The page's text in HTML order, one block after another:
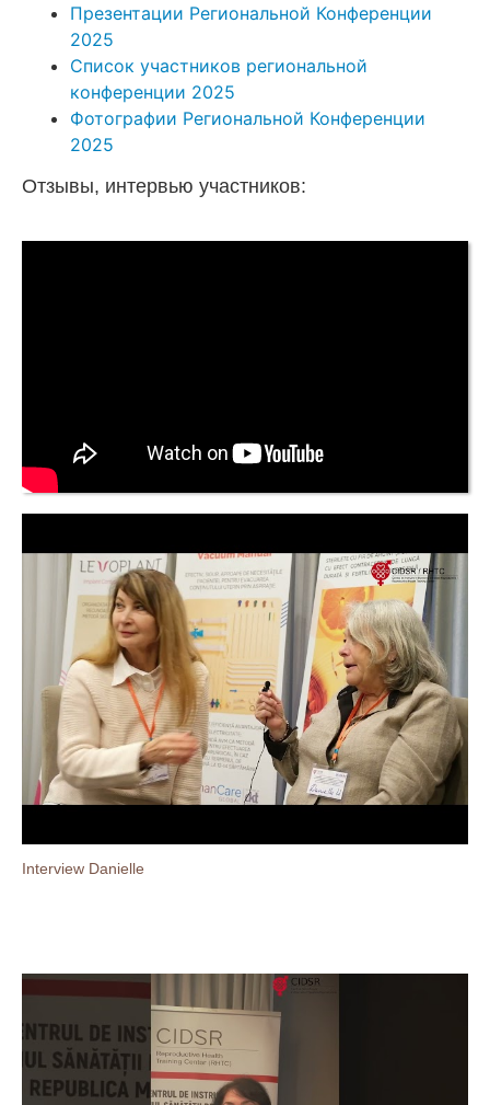
Презентации Региональной Конференции
2025
Список участников региональной
конференции 2025
Фотографии Региональной Конференции
2025
Отзывы, интервью участников:
Interview Danielle